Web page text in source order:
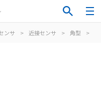
ンサ > 近接センサ > 角型 >